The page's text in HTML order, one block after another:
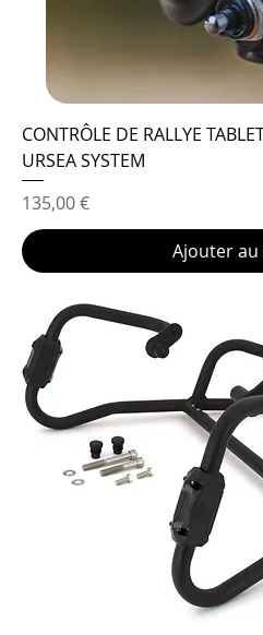
CONTRÔLE DE RALLYE
URSEA SYSTEM
Prix
135,00 €
Ajouter